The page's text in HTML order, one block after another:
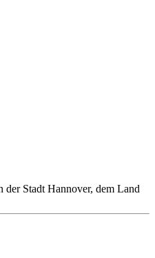
Stadt Hannover, dem Land